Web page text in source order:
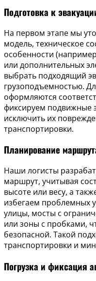
Подготовка к
На первом этапе мы
модель, техническое
особенности
или дополнительных
выбрать подходящий
грузоподъемностью.
оформляются
фиксируем подвижные
исключить их
транспортировки.
Планирование
Наши логисты
маршрут, учитывая
высоте или весу, а
избегаем проблемных
улицы, мосты с
или зоны с пробками,
безопасной. Такой
транспортировки и
Погрузка и фиксация